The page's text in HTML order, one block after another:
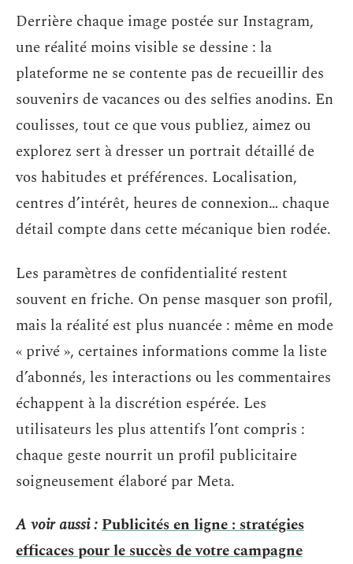
Derrière chaque image postée sur Instagram,
une réalité moins visible se dessine : la
plateforme ne se contente pas de recueillir des
souvenirs de vacances ou des selfies anodins. En
coulisses, tout ce que vous publiez, aimez ou
explorez sert à dresser un portrait détaillé de
vos habitudes et préférences. Localisation,
centres d’intérêt, heures de connexion… chaque
détail compte dans cette mécanique bien rodée.
Les paramètres de confidentialité restent
souvent en friche. On pense masquer son profil,
mais la réalité est plus nuancée : même en mode
« privé », certaines informations comme la liste
d’abonnés, les interactions ou les commentaires
échappent à la discrétion espérée. Les
utilisateurs les plus attentifs l’ont compris :
chaque geste nourrit un profil publicitaire
soigneusement élaboré par Meta.
A voir aussi :Publicités en ligne : stratégies
efficaces pour le succès de votre campagne